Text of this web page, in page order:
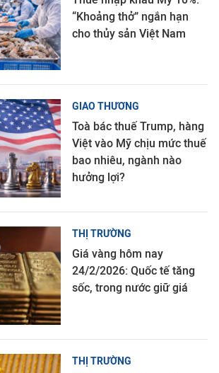
“Khoảng thở” ngắn hạn
cho thủy sản Việt Nam
GIAO THƯƠNG
Toà bác thuế Trump, hàng
Việt vào Mỹ chịu mức thuế
bao nhiêu, ngành nào
hưởng lợi?
THỊ TRƯỜNG
Giá vàng hôm nay
24/2/2026: Quốc tế tăng
sốc, trong nước giữ giá
THỊ TRƯỜNG